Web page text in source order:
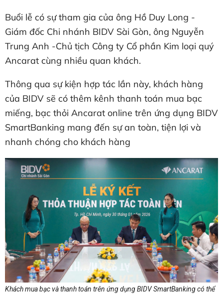
Buổi lễ có sự tham gia của ông Hồ Duy Long -
Giám đốc Chi nhánh BIDV Sài Gòn, ông Nguyễn
Trung Anh -Chủ tịch Công ty Cổ phần Kim loại quý
Ancarat cùng nhiều quan khách.
Thông qua sự kiện hợp tác lần này, khách hàng
của BIDV sẽ có thêm kênh thanh toán mua bạc
miếng, bạc thỏi Ancarat online trên ứng dụng BIDV
SmartBanking mang đến sự an toàn, tiện lợi và
nhanh chóng cho khách hàng
Khách mua bạc và thanh toán trên ứng dụng BIDV SmartBanking có thể